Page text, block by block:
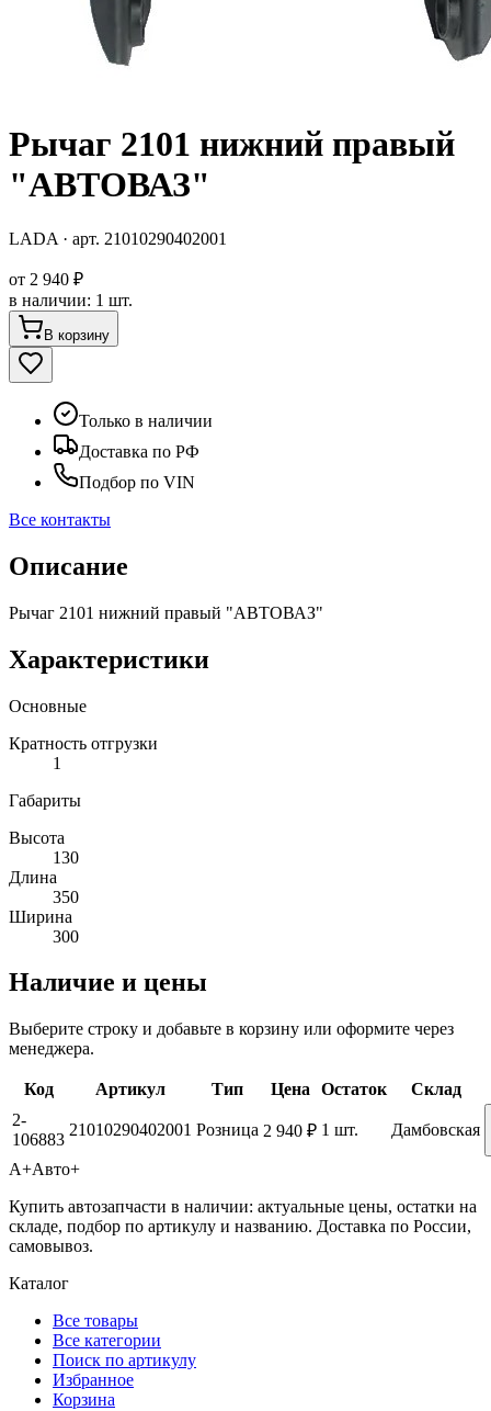
Рычаг 2101 нижний правый
"АВТОВАЗ"
LADA · арт. 21010290402001
от 2 940 ₽
в наличии: 1 шт.
В корзину
Только в наличии
Доставка по РФ
Подбор по VIN
Все контакты
Описание
Рычаг 2101 нижний правый "АВТОВАЗ"
Характеристики
Основные
Кратность отгрузки
1
Габариты
Высота
130
Длина
350
Ширина
300
Наличие и цены
Выберите строку и добавьте в корзину или оформите через
менеджера.
Код Артикул Тип Цена Остаток
Склад
2-
106883
21010290402001 Розница 2 940 ₽ 1 шт. Дамбовская
А+Авто+
Купить автозапчасти в наличии: актуальные цены, остатки на
складе, подбор по артикулу и названию. Доставка по России,
самовывоз.
Каталог
Все товары
Все категории
Поиск по артикулу
Избранное
Корзина